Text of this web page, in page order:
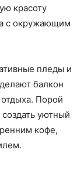
красоту
с окружающим
пледы и
балкон
Порой
уютный
кофе,